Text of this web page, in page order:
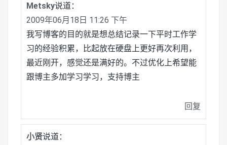
Metsky说道：
2009年06月18日 11:26 下午
我写博客的目的就是想总结记录一下平时工作学
习的经验积累，比起放在硬盘上更好再次利用，
最近刚开，感觉还是满好的。不过优化上希望能
跟博主多加学习学习，支持博主
回复
小贤说道：